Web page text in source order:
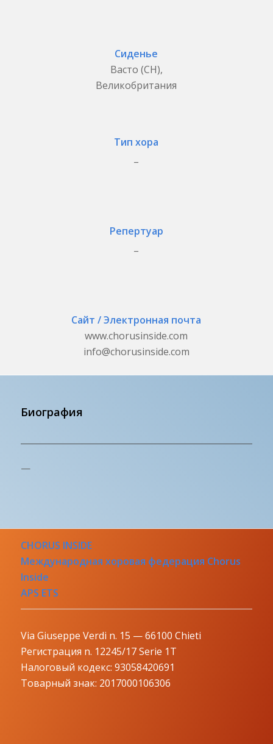
Сиденье
Васто (CH),
Великобритания
Тип хора
Репертуар
Сайт / Электронная почта
www.chorusinside.com
info@chorusinside.com
Биография
—
CHORUS INSIDE
Международная хоровая федерация Chorus
Inside
APS ETS
Via Giuseppe Verdi n. 15 — 66100 Chieti
Регистрация n. 12245/17 Serie 1T
Налоговый кодекс: 93058420691
Товарный знак: 2017000106306